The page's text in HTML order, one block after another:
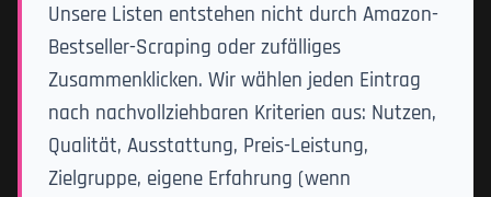
Unsere Listen entstehen nicht durch Amazon-
Bestseller-Scraping oder zufälliges
Zusammenklicken. Wir wählen jeden Eintrag
nach nachvollziehbaren Kriterien aus: Nutzen,
Qualität, Ausstattung, Preis-Leistung,
Zielgruppe, eigene Erfahrung (wenn